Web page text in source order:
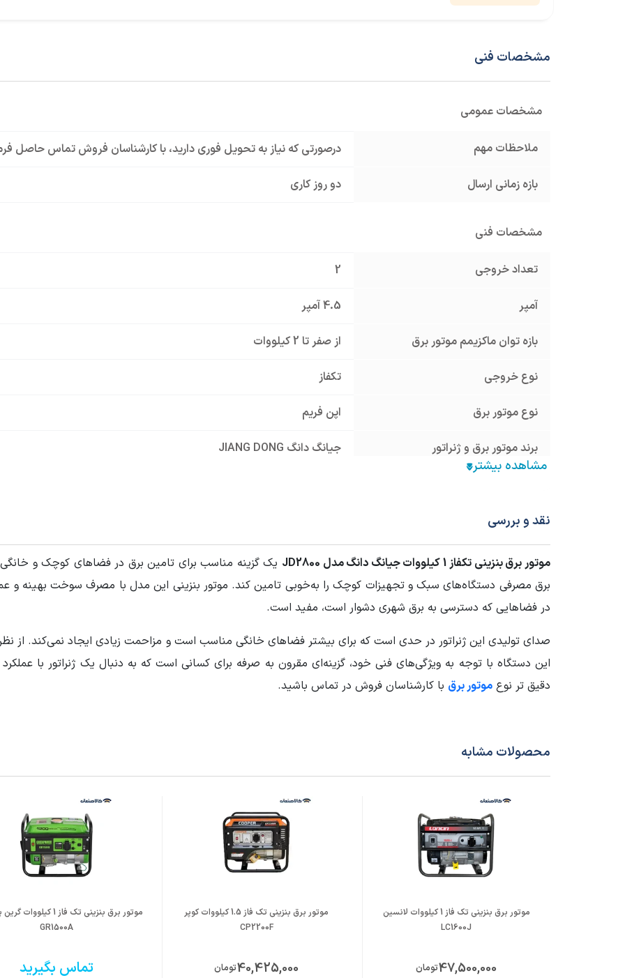
مشخصات فنی
مشخصات عمومی
ملاحظات مهم درصورتی که نیاز به تحویل فوری دارید، با کارشناسان فروش تماس حاصل
بازه زمانی ارسال دو روز کاری
مشخصات فنی
تعداد خروجی 2
آمپر 4.5 آمپر
بازه توان ماکزیمم موتور برق از صفر تا 2 کیلووات
نوع خروجی تکفاز
نوع موتور برق اپن فریم
برند موتور برق و ژنراتور جیانگ دانگ JIANG DONG
آمپر خروجی
حجم باک سوخت
حجم مخزن روغن 0.4 لیتر
سیستم خنک کننده هوا خنک
جنس سیم پیچ مس 100%
نقد و بررسی
موتور برق بنزینی تکفاز 1 کیلووات جیانگ دانگ مدل JD2800
برق مصرفی دستگاه‌های سبک و تجهیزات کوچک را به‌خوبی تامین کند. موتور بنزینی این مدل با مصرف سوخت بهینه و
در فضاهایی که دسترسی به برق شهری دشوار است، مفید است.
صدای تولیدی این ژنراتور در حدی است که برای بیشتر فضاهای خانگی مناسب است و مزاحمت زیادی ایجاد نمی‌کند. از
این دستگاه با توجه به ویژگی‌های فنی خود، گزینه‌ای مقرون به صرفه برای کسانی است که به دنبال یک ژنراتور با
دقیق تر نوع موتور برق با کارشناسان فروش در تماس باشید.
محصولات مشابه
موتور برق بنزینی تک فاز 1 کیلووات لانسین
LC1600J
47,500,000تومان
موتور برق بنزینی تک فاز 1.5 کیلووات کوپر
CP2200F
40,425,000تومان
موتور برق بنزینی تک فاز 1
GR1500A
تماس بگیرید